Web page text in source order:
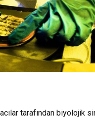
tarafından biyolojik